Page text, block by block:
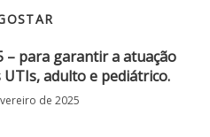
– para garantir a atuação
adulto e pediátrico.
de 2025